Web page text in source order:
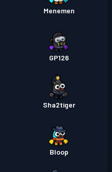
Menemen
GP126
Sha2tiger
BIoop